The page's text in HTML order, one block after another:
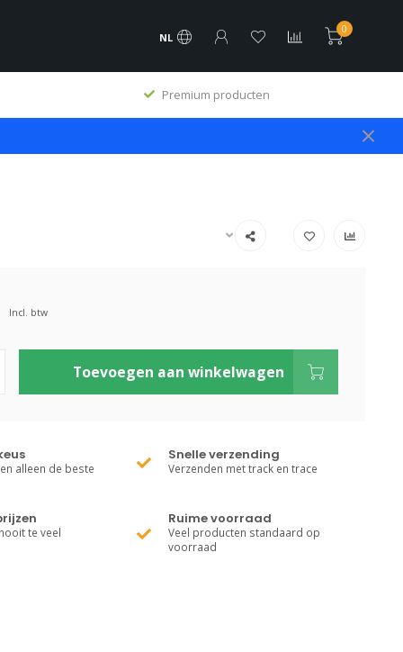
NL
0
Premium producten
Incl. btw
Toevoegen aan winkelwagen
alleen de beste
Snelle verzending
Verzenden met track en trace
te veel
Ruime voorraad
Veel producten standaard op
voorraad